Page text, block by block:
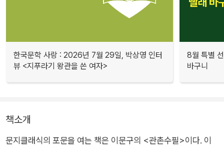
한국문학 사랑 : 2026년 7월 29일, 박상영 인터
뷰 <지푸라기 왕관을 쓴 여자>
8월 특별
바구니
책소개
문지클래식의 포문을 여는 책은 이문구의 <관촌수필>이다. 이